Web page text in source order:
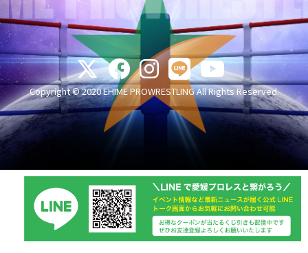
Copyright © 2020 EHIME PROWRESTLING All Rights Reserved.